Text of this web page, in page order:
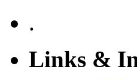
.
Links &